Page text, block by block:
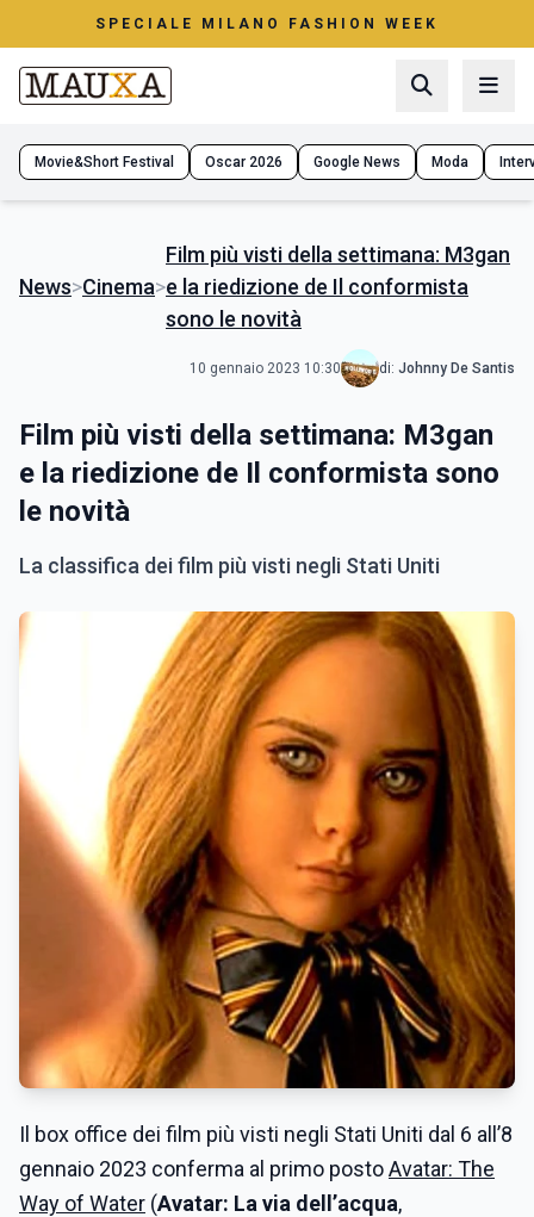
SPECIALE MILANO FASHION WEEK
Movie&Short Festival Oscar 2026 Google News Moda
News>Cinema>
Film più visti della settimana: M3gan
e la riedizione de Il conformista
sono le novità
10 gennaio 2023 10:30 di: Johnny De Santis
Film più visti della settimana: M3gan
e la riedizione de Il conformista sono
le novità
La classifica dei film più visti negli Stati Uniti
Il box office dei film più visti negli Stati Uniti dal 6 all’8
gennaio 2023 conferma al primo postoAvatar: The
Way of Water (Avatar: La via dell’acqua,